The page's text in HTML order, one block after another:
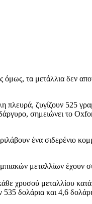
όμως, τα μετάλλια δεν
ζυγίζουν 525
σημειώνει το
ένα σιδερένιο
μεταλλίων έχουν
χρυσού μεταλλίου
δολάρια και 4,6